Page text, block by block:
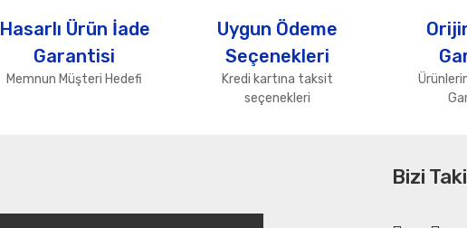
Gönder
Hasarlı Ürün İade
Garantisi
Memnun Müşteri Hedefi
Uygun Ödeme
Seçenekleri
Kredi kartına taksit
seçenekleri
Bizi